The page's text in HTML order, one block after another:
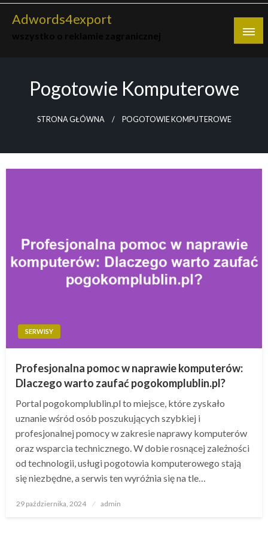
Skip
Adwords4export
Pogotowie Komputerowe
STRONA GŁÓWNA POGOTOWIE KOMPUTEROWE
SERWISY
Profesjonalna pomoc w naprawie komputerów:
Dlaczego warto zaufać pogokomplublin.pl?
Portal pogokomplublin.pl to miejsce, które zyskało
uznanie wśród osób poszukujących szybkiej i
profesjonalnej pomocy w zakresie naprawy komputerów
oraz wsparcia technicznego. W dobie rosnącej zależności
od technologii, usługi pogotowia komputerowego stają
się niezbędne, a serwis ten wyróżnia się na tle…
Opublikowane
29 października, 2024 admin